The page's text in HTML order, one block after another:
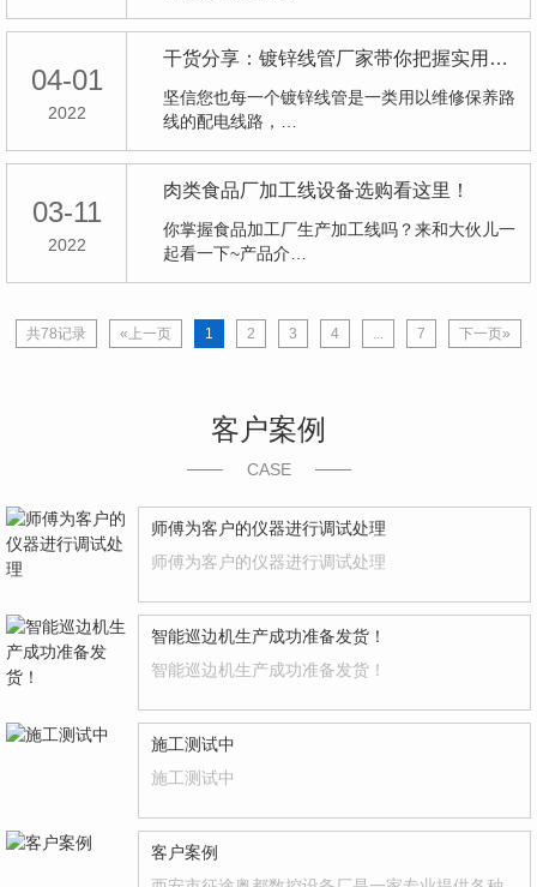
04-01
2022
干货分享：镀锌线管厂家带你把握实用信息
坚信您也每一个镀锌线管是一类用以维修保养路
线的配电线路，…
03-11
2022
肉类食品厂加工线设备选购看这里！
你掌握食品加工厂生产加工线吗？来和大伙儿一
起看一下~产品介…
共78记录 «上一页 1 2 3 4 ... 7 下一页»
客户案例
CASE
师傅为客户的仪器进行调试处理
师傅为客户的仪器进行调试处理
智能巡边机生产成功准备发货！
智能巡边机生产成功准备发货！
施工测试中
施工测试中
客户案例